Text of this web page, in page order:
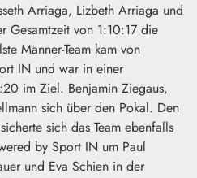
Arriaga, Lizbeth Arriaga und
Gesamtzeit von 1:10:17 die
Männer-Team kam von
IN und war in einer
im Ziel. Benjamin Ziegaus,
sich über den Pokal. Den
sich das Team ebenfalls
by Sport IN um Paul
und Eva Schien in der